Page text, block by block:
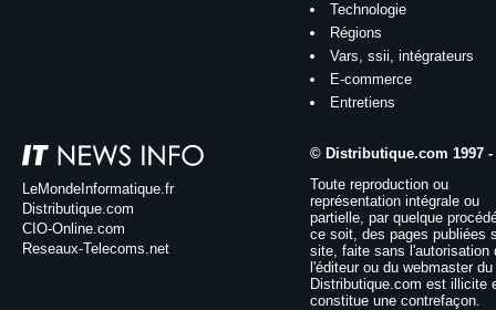
Technologie
Régions
Vars, ssii, intégrateurs
E-commerce
Entretiens
LeMondeInformatique.fr
Distributique.com
CIO-Online.com
Reseaux-Telecoms.net
© Distributique.com 1997 -
Toute reproduction ou
représentation intégrale ou
partielle, par quelque
ce soit, des pages publiées
site, faite sans l'autorisation
l'éditeur ou du webmaster
Distributique.com est illicite
constitue une contrefaçon.